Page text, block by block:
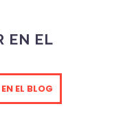
EN EL
EL BLOG